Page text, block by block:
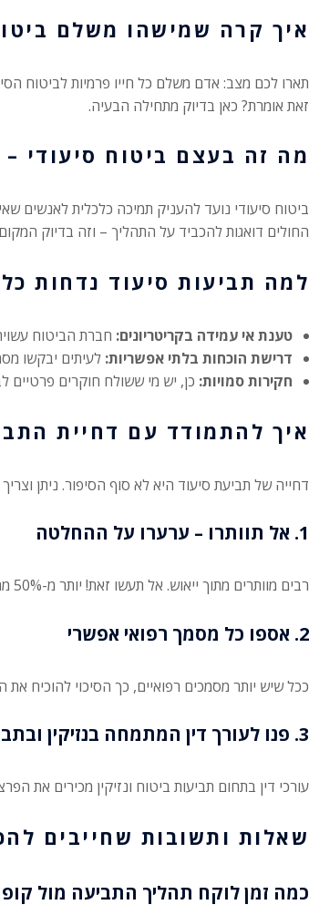
איך קרה שמישהו משלם
תארו לכם מצב: אדם משלם כל חייו פרמיות לביטוח
זאת אומרת? כאן בדיוק מתחילה הבעיה.
מה זה בעצם ביטוח סיעודי
ביטוח סיעודי נועד להעניק תמיכה כלכלית לאנשים
החולים דואגות להכביד על התהליך – וזה בדיוק
למה תביעות סיעוד נדחות
טענת אי עמידה בקריטריונים: חברת הביטוח
דרישת הוכחות בלתי אפשריות: לעיתים יבקשו
חקירות סמויות: כן, יש מי ששולח חוקרים
איך להתמודד עם דחיית
דחייה של תביעת סיעוד היא לא סוף הסיפור. ניתן
1. אל תוותרו – ערערו על ההחלטה
רבים מוותרים מתוך ייאוש. אל תעשו זאת! יותר מ-50% מהערעורים על החלטות חברות הביטוח – מתקבלים בשלב כלשהו.
2. אספו כל מסמך רפואי אפשרי
ככל שיש יותר מסמכים רפואיים, כך הסיכוי
3. פנו לעורך דין המתמחה בנזיקין ובתביעות נגד קופות חולים
עורכי דין בתחום תביעות ביטוח ונזיקין מכירים את
שאלות ותשובות שחייבים
כמה זמן לוקח תהליך התביעה מול